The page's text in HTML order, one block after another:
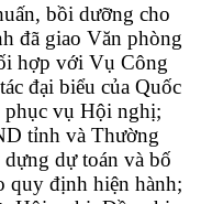
bồi dưỡng cho
đã giao Văn phòng
hợp với Vụ Công
đại biểu của Quốc
phục vụ Hội nghị;
tỉnh và Thường
dự toán và bố
quy định hiện hành;